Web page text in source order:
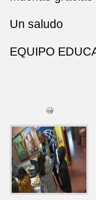
Un saludo
EQUIPO